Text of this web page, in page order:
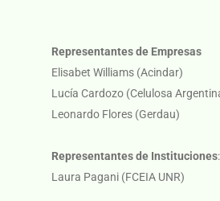
Representantes de Empresas
Elisabet Williams (Acindar)
Lucía Cardozo (Celulosa
Leonardo Flores (Gerdau)
Representantes de Instituciones:
Laura Pagani (FCEIA UNR)